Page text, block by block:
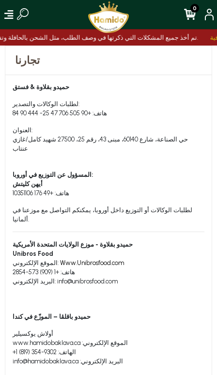
تم أخذ جميع المشكلات التي ذكرتها في وصف الطلب، مثل الشحن بالحافلة وتفضيلات التغليف، بعناية.
0
تجارنا
حميدو بقلاوة & فستق
لطلبات الوكالات والتصدير:
هاتف: +90 505 706 47 25- 444 90 84
العنوان:
حي الصناعة، شارع 60140، مبنى 43، رقم 25، 27500 شهيد كامل/غازي
عنتاب
المسؤول عن التوزيع في أوروبا:
أيهن كليتش
هاتف: +49 176 10351106
لطلبات الوكالات أو التوزيع داخل أوروبا، يمكنكم التواصل مع موزعنا في
ألمانيا.
حميدو بقلاوة - موزع الولايات المتحدة الأمريكية
Unibros Food
الموقع الإلكتروني: Www.Unibrosfood.com
هاتف: +1 (909) 573-2854
البريد الإلكتروني: info@unibrosfood.com
حميدو باقلڤا – الموزّع في كندا
أولاش يوكسيلير
الموقع الإلكتروني: www.hamidobaklava.ca
الهاتف: ‎+1 (819) 354-9302
البريد الإلكتروني: info@hamidobaklava.ca